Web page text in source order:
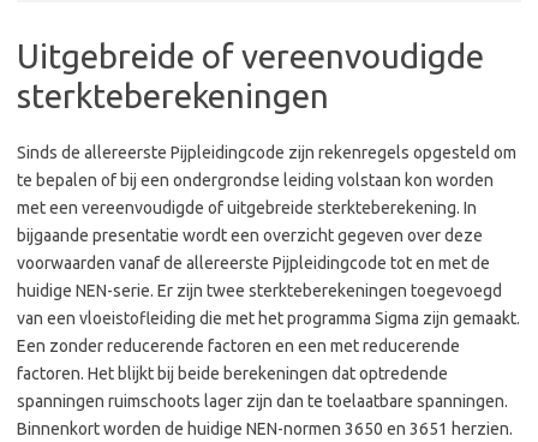
Uitgebreide of vereenvoudigde
sterkteberekeningen
Sinds de allereerste Pijpleidingcode zijn rekenregels opgesteld om
te bepalen of bij een ondergrondse leiding volstaan kon worden
met een vereenvoudigde of uitgebreide sterkteberekening. In
bijgaande presentatie wordt een overzicht gegeven over deze
voorwaarden vanaf de allereerste Pijpleidingcode tot en met de
huidige NEN-serie. Er zijn twee sterkteberekeningen toegevoegd
van een vloeistofleiding die met het programma Sigma zijn gemaakt.
Een zonder reducerende factoren en een met reducerende
factoren. Het blijkt bij beide berekeningen dat optredende
spanningen ruimschoots lager zijn dan te toelaatbare spanningen.
Binnenkort worden de huidige NEN-normen 3650 en 3651 herzien.